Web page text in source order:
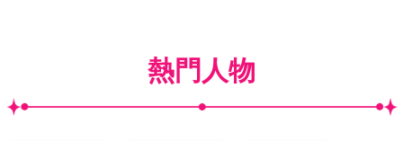
熱門人物